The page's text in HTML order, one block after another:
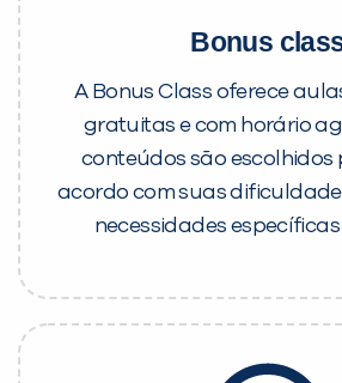
Bonus
A Bonus Class oferece
gratuitas e com horário
conteúdos são escolhidos
acordo com suas
necessidades